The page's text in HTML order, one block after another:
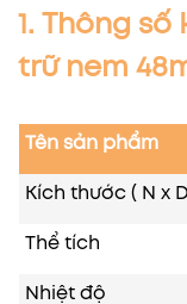
1. Thông
trữ nem
Tên sản phẩm
Kích thước ( N x
Thể tích
Nhiệt độ